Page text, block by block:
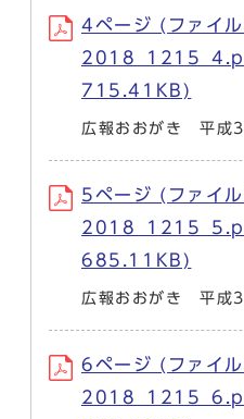
4ページ (ファイル
715.41KB)
広報おおがき 平成
5ページ (ファイル
685.11KB)
広報おおがき 平成
6ページ (ファイル